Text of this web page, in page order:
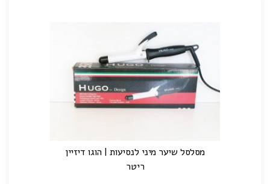
מסלסל שיער מיני לנסיעות | הוגו דיזיין
ריטר